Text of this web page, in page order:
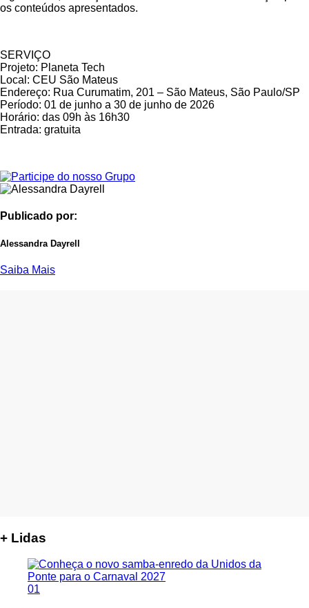
os conteúdos apresentados.
SERVIÇO
Projeto: Planeta Tech
Local: CEU São Mateus
Endereço: Rua Curumatim, 201 – São Mateus, São Paulo/SP
Período: 01 de junho a 30 de junho de 2026
Horário: das 09h às 16h30
Entrada: gratuita
Publicado por:
Alessandra Dayrell
Saiba Mais
+ Lidas
01